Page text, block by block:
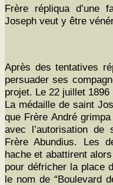
Frère répli­qua d’une
Joseph veut y être
Après des ten­ta­tives
per­suad­er ses
pro­jet. Le 22 juil­let
La médaille de saint
que Frère André
avec l’autorisation de
Frère Abundius. Les
hache et abat­tirent
pour défrich­er la place
le nom de “Boule­vard